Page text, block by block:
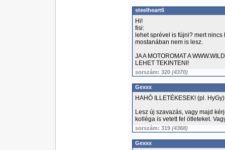
steelheart6
Hi!
fisi:
lehet sprével is fújni? mert
mostanában nem is lesz.
JA A MOTOROMAT A
LEHET TEKINTENI!
sorszám: 320 (4370)
Gexxx
HAHÓ ILLETÉKESEK! (pl. HyGy)
Lesz új szavazás, vagy majd
kolléga is vetett fel ötleteket.
sorszám: 319 (4368)
Gexxx